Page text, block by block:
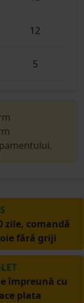
12
5
zile, comandă
fără griji
împreună cu
plata